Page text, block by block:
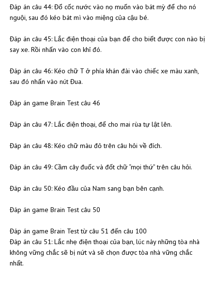
Đáp án câu 44: Đổ cốc nước vào nọ muốn vào bát mỳ để cho nó
nguội, sau đó kéo bát mì vào miệng của cậu bé.
Đáp án câu 45: Lắc điện thoại của bạn để cho biết được con nào bị
say xe. Rồi nhấn vào con khỉ đó.
Đáp án câu 46: Kéo chữ T ở phía khán đài vào chiếc xe màu xanh,
sau đó nhấn vào nút Đua.
Đáp án game Brain Test câu 46
Đáp án câu 47: Lắc điện thoại, để cho mai rùa tự lật lên.
Đáp án câu 48: Kéo chữ màu đỏ trên câu hỏi về đích.
Đáp án câu 49: Cầm cây đuốc và đốt chữ “mọi thứ” trên câu hỏi.
Đáp án câu 50: Kéo đầu của Nam sang bạn bên cạnh.
Đáp án game Brain Test câu 50
Đáp án game Brain Test từ câu 51 đến câu 100
Đáp án câu 51: Lắc nhẹ điện thoại của bạn, lúc này những tòa nhà
không vững chắc sẽ bị nứt và sẽ chọn được tòa nhà vững chắc
nhất.